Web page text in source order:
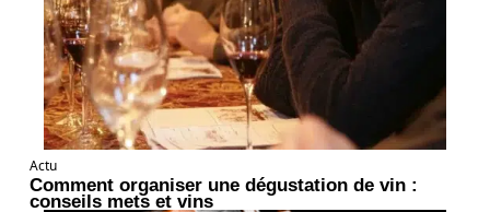
Actu
Comment organiser une dégustation de vin :
conseils mets et vins